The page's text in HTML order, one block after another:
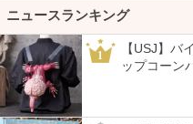
ニュースランキング
1
【USJ】バ
ップコーン